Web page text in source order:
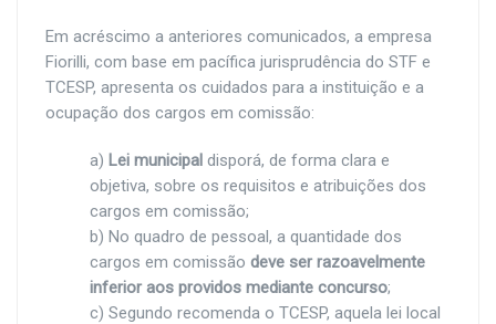
Em acréscimo a anteriores comunicados, a empresa
Fiorilli, com base em pacífica jurisprudência do STF e
TCESP, apresenta os cuidados para a instituição e a
ocupação dos cargos em comissão:
a) Lei municipal disporá, de forma clara e
objetiva, sobre os requisitos e atribuições dos
cargos em comissão;
b) No quadro de pessoal, a quantidade dos
cargos em comissão deve ser razoavelmente
inferior aos providos mediante concurso;
c) Segundo recomenda o TCESP, aquela lei local